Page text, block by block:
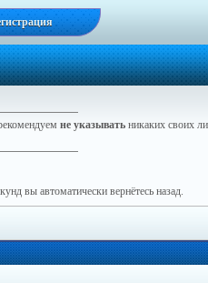
не указывать никаких своих
вы автоматически вернётесь назад.